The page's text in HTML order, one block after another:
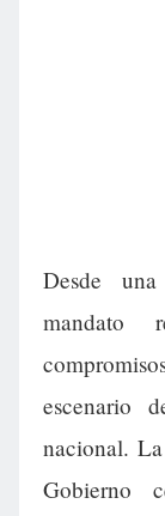
Desde
mandato
escenario
nacional.
Gobierno